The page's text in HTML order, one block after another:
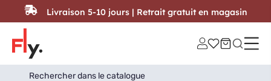
Passer au contenu
Search
for:
Search Button
Livraison 5-10 jours | Retrait gratuit en magasin